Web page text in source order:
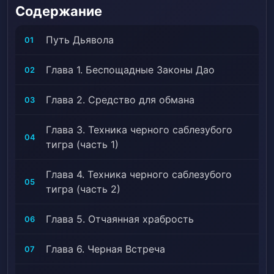
Трудолюбивый протагонист, Скрытые способности,
Протагонист — парень, Marriage, Multiple Realms,
Subplot, Ruthless Protagonist, Schemes And
Transported to Another World, Underestimated
Содержание
01 Путь Дьявола
02 Глава 1. Беспощадные Законы Дао
03 Глава 2. Средство для обмана
04
Глава 3. Техника черного саблезубого
тигра (часть 1)
05
Глава 4. Техника черного саблезубого
тигра (часть 2)
06 Глава 5. Отчаянная храбрость
07 Глава 6. Черная Встреча